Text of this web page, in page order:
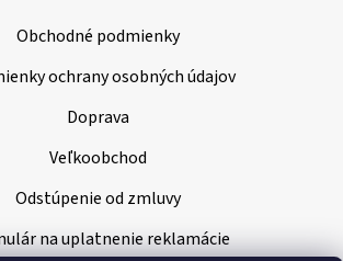
Obchodné podmienky
ochrany osobných údajov
Doprava
Veľkoobchod
Odstúpenie od zmluvy
na uplatnenie reklamácie